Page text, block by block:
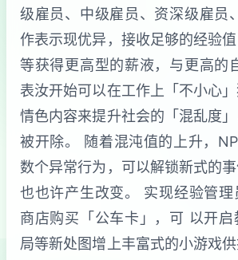
级雇员、中级雇员、资深级雇员
作表示现优异，接收足够的经验
等获得更高型的薪液，与更高的
表汝开始可以在工作上「不小心
情色内容来提升社会的「混乱度
被开除。 随着混沌值的上升，
数个异常行为，可以解锁新式的
也也许产生改变。 实现经验管理
商店购买「公车卡」，可 以开
局等新处图增上丰富式的小游戏